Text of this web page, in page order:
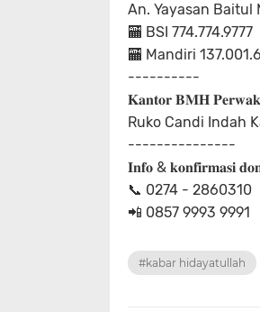
An. Yayasan Baitul
🏧 BSI 774.774.9777
🏧 Mandiri
----------
𝐊𝐚𝐧𝐭𝐨𝐫 𝐁𝐌𝐇
Ruko Candi Indah
---------------
𝐈𝐧𝐟𝐨 & 𝐤𝐨𝐧𝐟𝐢𝐫𝐦𝐚𝐬𝐢
📞 0274 - 2860310
📲 0857 9993 9991
#kabar hidayatullah